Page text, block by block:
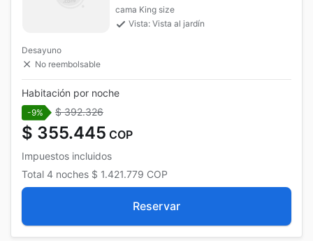
cama King size
Vista: Vista al jardín
Desayuno
No reembolsable
Habitación por noche
-9% $ 392.326
$ 355.445 COP
Impuestos incluidos
Total 4 noches $ 1.421.779 COP
Reservar